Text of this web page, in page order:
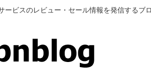
ービスのレビュー・セール情報を発信するブ